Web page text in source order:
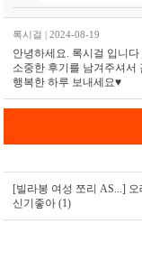
록시걸 | 2024-08-19
안녕하세요. 록시걸 입니다
소중한 후기를 남겨주셔서
행복한 하루 보내세요♥
[빌라봉 여성 쪼리 AS...] 오
신기좋아 (1)